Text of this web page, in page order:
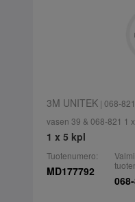
3M UNITEK| 068-
vasen 39 & 068-821 1
1 x 5 kpl
Tuotenumero:
MD177792